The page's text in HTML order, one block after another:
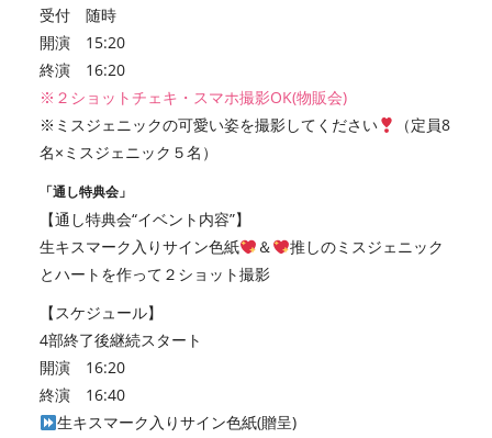
受付 随時
開演 15:20
終演 16:20
※２ショットチェキ・スマホ撮影OK(物販会)
※ミスジェニックの可愛い姿を撮影してください
（定員8
名×ミスジェニック５名）
「通し特典会」
【通し特典会“イベント内容”】
生キスマーク入りサイン色紙
＆
推しのミスジェニック
とハートを作って２ショット撮影
【スケジュール】
4部終了後継続スタート
開演 16:20
終演 16:40
生キスマーク入りサイン色紙(贈呈)